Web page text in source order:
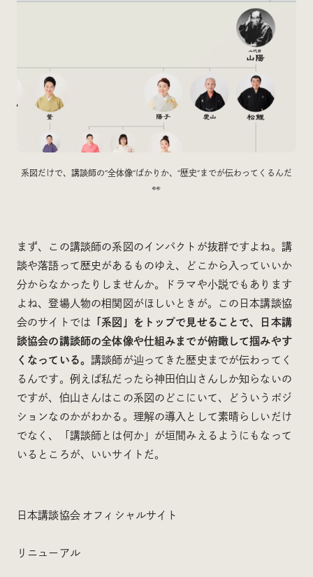
系図だけで、講談師の”全体像”ばかりか、”歴史”までが伝わってくるんだ
👀
まず、この講談師の系図のインパクトが抜群ですよね。講
談や落語って歴史があるものゆえ、どこから入っていいか
分からなかったりしませんか。ドラマや小説でもあります
よね、登場人物の相関図がほしいときが。この日本講談協
会のサイトでは 「系図」をトップで見せることで、日本講
談協会の講談師の全体像や仕組みまでが俯瞰して掴みやす
くなっている。講談師が辿ってきた歴史までが伝わってく
るんです。例えば私だったら神田伯山さんしか知らないの
ですが、伯山さんはこの系図のどこにいて、どういうポジ
ションなのかがわかる。理解の導入として素晴らしいだけ
でなく、「講談師とは何か」が垣間みえるようにもなって
いるところが、いいサイトだ。
日本講談協会 オフィシャルサイト
リニューアル